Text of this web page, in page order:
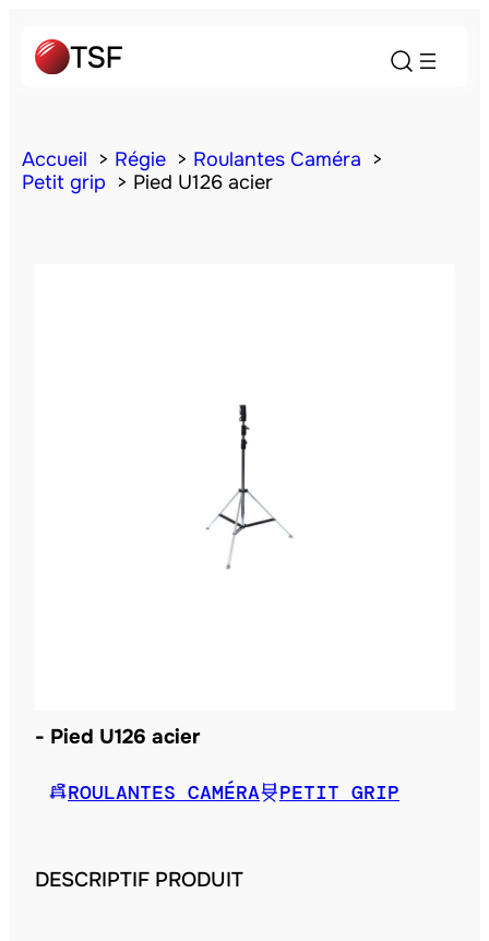
Accueil Régie
Roulantes Caméra
Petit grip
Pied U126 acier
Pied U126 acier
ROULANTES CAMÉRA PETIT GRIP
DESCRIPTIF PRODUIT